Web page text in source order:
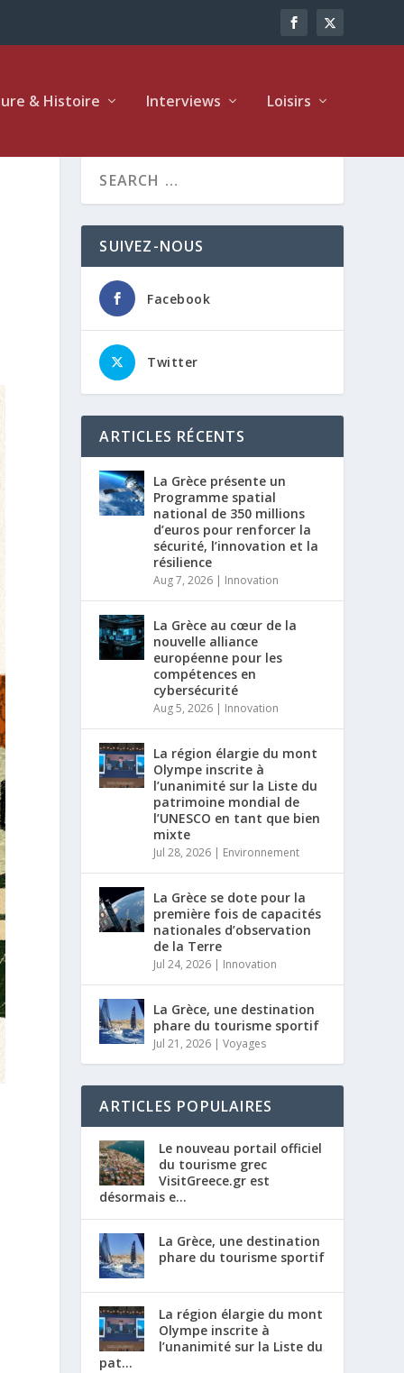
& Histoire Interviews Loisirs
SUIVEZ-NOUS
Facebook
Twitter
ARTICLES RÉCENTS
La Grèce présente un
Programme spatial
national de 350 millions
d’euros pour renforcer la
sécurité, l’innovation et la
résilience
Aug 7, 2026 | Innovation
La Grèce au cœur de la
nouvelle alliance
européenne pour les
compétences en
cybersécurité
Aug 5, 2026 | Innovation
La région élargie du mont
Olympe inscrite à
l’unanimité sur la Liste du
patrimoine mondial de
l’UNESCO en tant que bien
mixte
Jul 28, 2026 | Environnement
La Grèce se dote pour la
première fois de capacités
nationales d’observation
de la Terre
Jul 24, 2026 | Innovation
La Grèce, une destination
phare du tourisme sportif
Jul 21, 2026 |Voyages
ARTICLES POPULAIRES
Le nouveau portail officiel
du tourisme grec
VisitGreece.gr est
désormais e...
La Grèce, une destination
phare du tourisme sportif
La région élargie du mont
Olympe inscrite à
l’unanimité sur la Liste du
pat...